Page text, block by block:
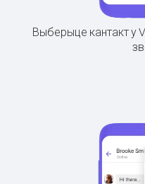
Выберыце кантакт у